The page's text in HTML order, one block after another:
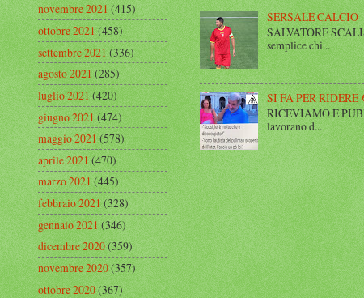
SERSALE CALCIO
SALVATORE
semplice chi...
SI FA PER RIDERE
RICEVIAMO E
lavorano d...
novembre 2021(415)
ottobre 2021(458)
settembre 2021(336)
agosto 2021(285)
luglio 2021(420)
giugno 2021(474)
maggio 2021(578)
aprile 2021(470)
marzo 2021(445)
febbraio 2021(328)
gennaio 2021(346)
dicembre 2020(359)
novembre 2020(357)
ottobre 2020(367)